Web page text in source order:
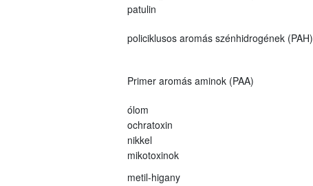
patulin
policiklusos aromás szénhidrogének (PAH)
Primer aromás aminok (PAA)
ólom
ochratoxin
nikkel
mikotoxinok
metil-higany